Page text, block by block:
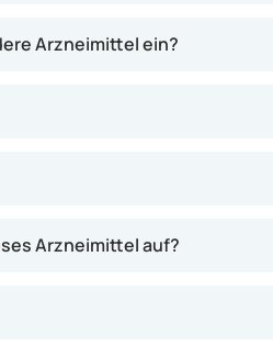
Arzneimittel ein?
Arzneimittel auf?